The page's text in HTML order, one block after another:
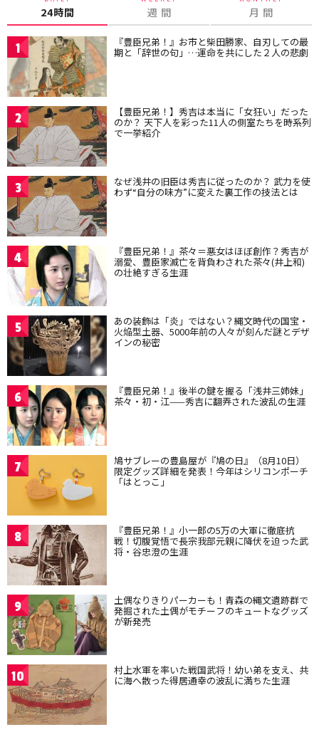
24時間 週 間 月 間
1 『豊臣兄弟！』お市と柴田勝家、自刃しての最
期と「辞世の句」…運命を共にした２人の悲劇
2 【豊臣兄弟！】秀吉は本当に「女狂い」だった
のか？ 天下人を彩った11人の側室たちを時系列
で一挙紹介
3 なぜ浅井の旧臣は秀吉に従ったのか？ 武力を使
わず“自分の味方”に変えた裏工作の技法とは
4 『豊臣兄弟！』茶々＝悪女はほぼ創作？秀吉が
溺愛、豊臣家滅亡を背負わされた茶々(井上和)
の壮絶すぎる生涯
5 あの装飾は「炎」ではない？縄文時代の国宝・
火焔型土器、5000年前の人々が刻んだ謎とデザ
インの秘密
6 『豊臣兄弟！』後半の鍵を握る「浅井三姉妹」
茶々・初・江——秀吉に翻弄された波乱の生涯
7 鳩サブレーの豊島屋が『鳩の日』（8月10日）
限定グッズ詳細を発表！今年はシリコンポーチ
「はとっこ」
8 『豊臣兄弟！』小一郎の5万の大軍に徹底抗
戦！切腹覚悟で長宗我部元親に降伏を迫った武
将・谷忠澄の生涯
9 土偶なりきりパーカーも！青森の縄文遺跡群で
発掘された土偶がモチーフのキュートなグッズ
が新発売
10 村上水軍を率いた戦国武将！幼い弟を支え、共
に海へ散った得居通幸の波乱に満ちた生涯